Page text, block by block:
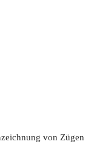
von Zügen